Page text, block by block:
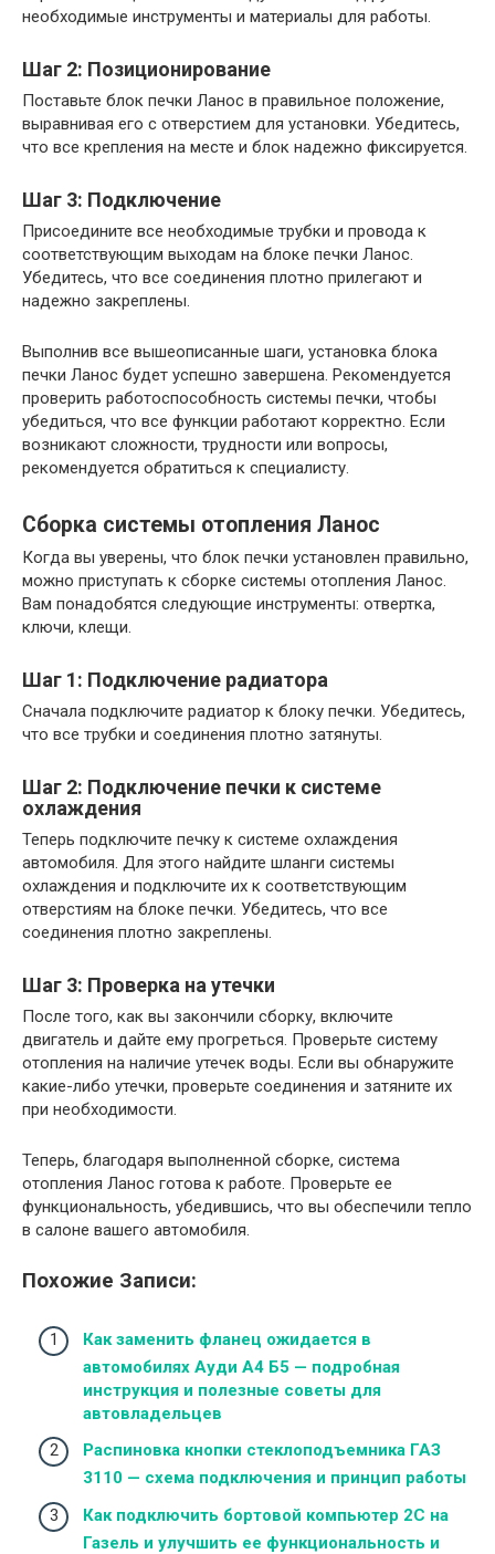
необходимые инструменты и материалы для работы.
Шаг 2: Позиционирование
Поставьте блок печки Ланос в правильное положение,
выравнивая его с отверстием для установки. Убедитесь,
что все крепления на месте и блок надежно фиксируется.
Шаг 3: Подключение
Присоедините все необходимые трубки и провода к
соответствующим выходам на блоке печки Ланос.
Убедитесь, что все соединения плотно прилегают и
надежно закреплены.
Выполнив все вышеописанные шаги, установка блока
печки Ланос будет успешно завершена. Рекомендуется
проверить работоспособность системы печки, чтобы
убедиться, что все функции работают корректно. Если
возникают сложности, трудности или вопросы,
рекомендуется обратиться к специалисту.
Сборка системы отопления Ланос
Когда вы уверены, что блок печки установлен правильно,
можно приступать к сборке системы отопления Ланос.
Вам понадобятся следующие инструменты: отвертка,
ключи, клещи.
Шаг 1: Подключение радиатора
Сначала подключите радиатор к блоку печки. Убедитесь,
что все трубки и соединения плотно затянуты.
Шаг 2: Подключение печки к системе
охлаждения
Теперь подключите печку к системе охлаждения
автомобиля. Для этого найдите шланги системы
охлаждения и подключите их к соответствующим
отверстиям на блоке печки. Убедитесь, что все
соединения плотно закреплены.
Шаг 3: Проверка на утечки
После того, как вы закончили сборку, включите
двигатель и дайте ему прогреться. Проверьте систему
отопления на наличие утечек воды. Если вы обнаружите
какие-либо утечки, проверьте соединения и затяните их
при необходимости.
Теперь, благодаря выполненной сборке, система
отопления Ланос готова к работе. Проверьте ее
функциональность, убедившись, что вы обеспечили тепло
в салоне вашего автомобиля.
Похожие Записи:
Как заменить фланец ожидается в
автомобилях Ауди А4 Б5 — подробная
инструкция и полезные советы для
автовладельцев
Распиновка кнопки стеклоподъемника ГАЗ
3110 — схема подключения и принцип работы
Как подключить бортовой компьютер 2С на
Газель и улучшить ее функциональность и